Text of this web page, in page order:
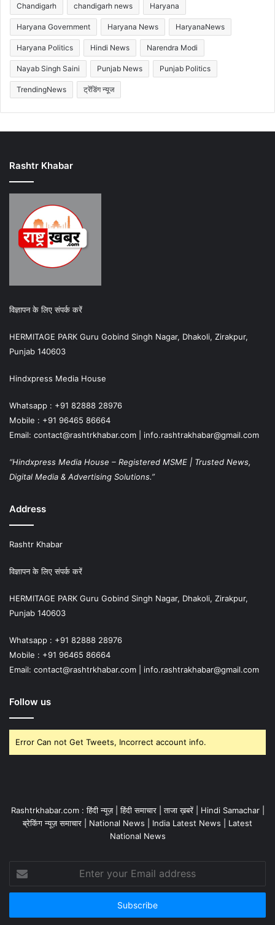
Chandigarh chandigarh news Haryana
Haryana Government Haryana News HaryanaNews
Haryana Politics Hindi News Narendra Modi
Nayab Singh Saini Punjab News Punjab Politics
TrendingNews ट्रेंडिंग न्यूज
Rashtr Khabar
विज्ञापन के लिए संपर्क करें
HERMITAGE PARK Guru Gobind Singh Nagar, Dhakoli, Zirakpur,
Punjab 140603
Hindxpress Media House
Whatsapp : +91 82888 28976
Mobile : +91 96465 86664
Email: contact@rashtrkhabar.com | info.rashtrakhabar@gmail.com
“Hindxpress Media House – Registered MSME | Trusted News,
Digital Media & Advertising Solutions.”
Address
Rashtr Khabar
विज्ञापन के लिए संपर्क करें
HERMITAGE PARK Guru Gobind Singh Nagar, Dhakoli, Zirakpur,
Punjab 140603
Whatsapp : +91 82888 28976
Mobile : +91 96465 86664
Email: contact@rashtrkhabar.com | info.rashtrakhabar@gmail.com
Follow us
Error Can not Get Tweets, Incorrect account info.
Rashtrkhabar.com : हिंदी न्यूज़ | हिंदी समाचार | ताजा ख़बरें | Hindi Samachar |
ब्रेकिंग न्यूज़ समाचार | National News | India Latest News | Latest
National News
your
Email